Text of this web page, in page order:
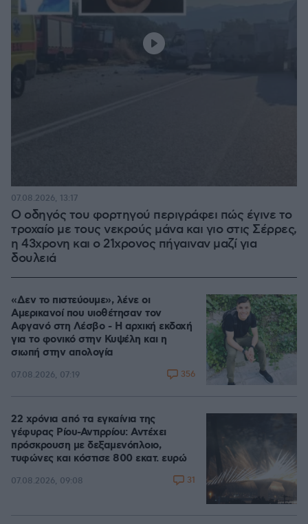
Ο οδηγός του φορτηγού περιγράφει πώς έγινε το
τροχαίο με τους νεκρούς μάνα και γιο στις Σέρρες,
η 43χρονη και ο 21χρονος πήγαιναν μαζί για
δουλειά
07.08.2026, 13:17
«Δεν το πιστεύουμε», λένε οι
Αμερικανοί που υιοθέτησαν τον
Αφγανό στη Λέσβο - Η αρχική εκδοχή
για το φονικό στην Κυψέλη και η
σιωπή στην απολογία
07.08.2026, 07:19 356
22 χρόνια από τα εγκαίνια της
γέφυρας Ρίου-Αντιρρίου: Αντέχει
πρόσκρουση με δεξαμενόπλοιο,
τυφώνες και κόστισε 800 εκατ. ευρώ
07.08.2026, 09:08 31